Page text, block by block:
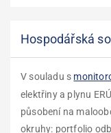
Hospodářská
V souladu s
elektřiny a plynu
působení na
okruhy: portfolio